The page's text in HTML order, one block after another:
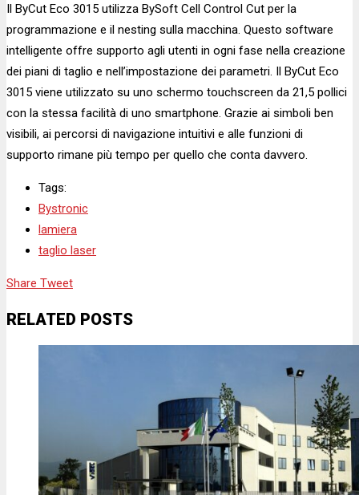
Il ByCut Eco 3015 utilizza BySoft Cell Control Cut per la
programmazione e il nesting sulla macchina. Questo software
intelligente offre supporto agli utenti in ogni fase nella creazione
dei piani di taglio e nell’impostazione dei parametri. Il ByCut Eco
3015 viene utilizzato su uno schermo touchscreen da 21,5 pollici
con la stessa facilità di uno smartphone. Grazie ai simboli ben
visibili, ai percorsi di navigazione intuitivi e alle funzioni di
supporto rimane più tempo per quello che conta davvero.
Tags:
Bystronic
lamiera
taglio laser
Share Tweet
RELATED POSTS